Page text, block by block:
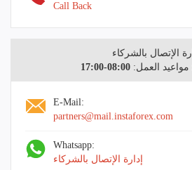
Call Back
الإتصال بالشركاء
مواعيد العمل:08:00-17:00
E-Mail:
partners@mail.instaforex.com
Whatsapp:
إدارة الإتصال بالشركاء